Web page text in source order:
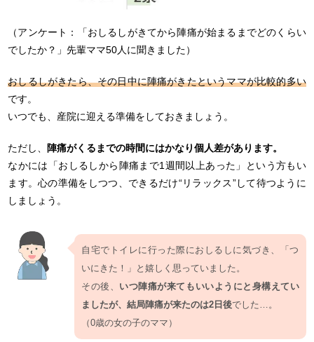
（アンケート：「おしるしがきてから陣痛が始まるまでどのくらい
でしたか？」先輩ママ50人に聞きました）
おしるしがきたら、その日中に陣痛がきたというママが比較的多い
です。
いつでも、産院に迎える準備をしておきましょう。
ただし、
陣痛がくるまでの時間にはかなり個人差があります。
なかには「おしるしから陣痛まで1週間以上あった」という方もい
ます。心の準備をしつつ、できるだけ“リラックス”して待つように
しましょう。
自宅でトイレに行った際におしるしに気づき、「つ
いにきた！」と嬉しく思っていました。
その後、 いつ陣痛が来てもいいようにと身構えてい
ましたが、結局陣痛が来たのは2日後でした…。
（0歳の女の子のママ）